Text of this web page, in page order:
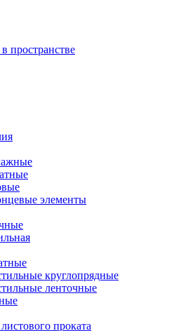
пространстве
элементы
круглопрядные
ленточные
проката